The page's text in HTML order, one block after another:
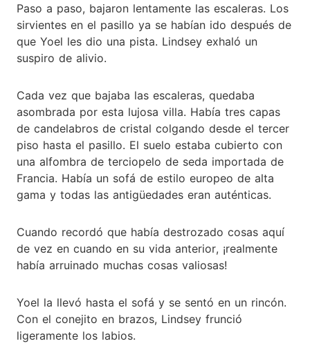
Paso a paso, bajaron lentamente las escaleras. Los
sirvientes en el pasillo ya se habían ido después de
que Yoel les dio una pista. Lindsey exhaló un
suspiro de alivio.
Cada vez que bajaba las escaleras, quedaba
asombrada por esta lujosa villa. Había tres capas
de candelabros de cristal colgando desde el tercer
piso hasta el pasillo. El suelo estaba cubierto con
una alfombra de terciopelo de seda importada de
Francia. Había un sofá de estilo europeo de alta
gama y todas las antigüedades eran auténticas.
Cuando recordó que había destrozado cosas aquí
de vez en cuando en su vida anterior, ¡realmente
había arruinado muchas cosas valiosas!
Yoel la llevó hasta el sofá y se sentó en un rincón.
Con el conejito en brazos, Lindsey frunció
ligeramente los labios.